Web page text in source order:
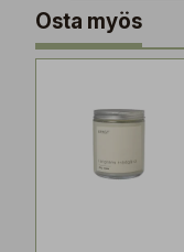
Osta myös